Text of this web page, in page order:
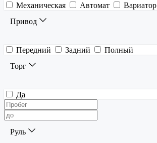
Механическая Автомат Вариатор
Привод
Передний Задний
Полный
Торг
Да
Руль